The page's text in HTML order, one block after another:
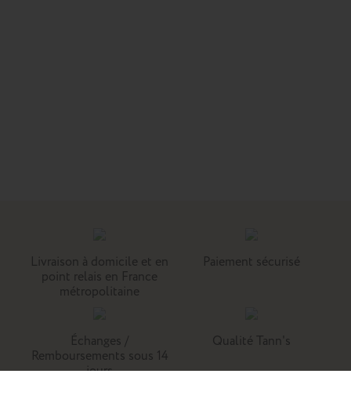
Livraison à domicile et en
point relais en France
métropolitaine
Paiement sécurisé
Échanges /
Remboursements sous 14
jours
Qualité Tann's